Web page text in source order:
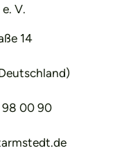
V.
14
98 00 90